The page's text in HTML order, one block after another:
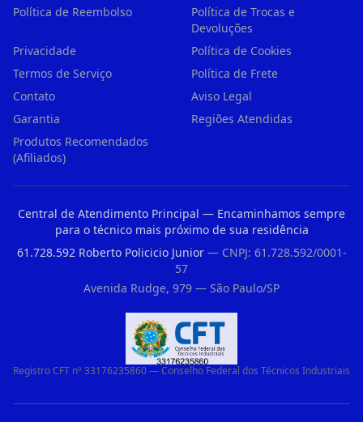
Política de Reembolso
Política de Trocas e
Devoluções
Privacidade
Política de Cookies
Termos de Serviço
Política de Frete
Contato
Aviso Legal
Garantia
Regiões Atendidas
Produtos Recomendados
(Afiliados)
Central de Atendimento Principal — Encaminhamos sempre
para o técnico mais próximo de sua residência
61.728.592 Roberto Policicio Junior— CNPJ: 61.728.592/0001-
57
Avenida Rudge, 979 — São Paulo/SP
Registro CFT nº 33176235860 — Conselho Federal dos Técnicos Industriais